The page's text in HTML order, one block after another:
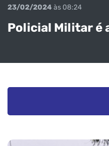
23/02/2024 às 08:24
Policial Militar é